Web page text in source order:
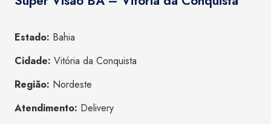
Estado: Bahia
Cidade: Vitória da Conquista
Região: Nordeste
Atendimento: Delivery